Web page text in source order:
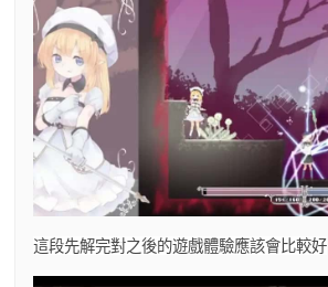
這段先解完對之後的遊戲體驗應該會比較好